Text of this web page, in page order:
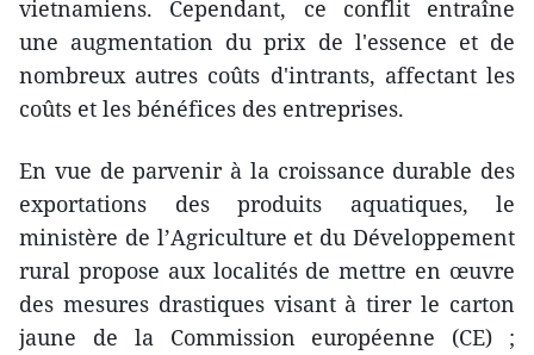
vietnamiens. Cependant, ce conflit entraîne
une augmentation du prix de l'essence et de
nombreux autres coûts d'intrants, affectant les
coûts et les bénéfices des entreprises.
En vue de parvenir à la croissance durable des
exportations des produits aquatiques, le
ministère de l’Agriculture et du Développement
rural propose aux localités de mettre en œuvre
des mesures drastiques visant à tirer le carton
jaune de la Commission européenne (CE) ;